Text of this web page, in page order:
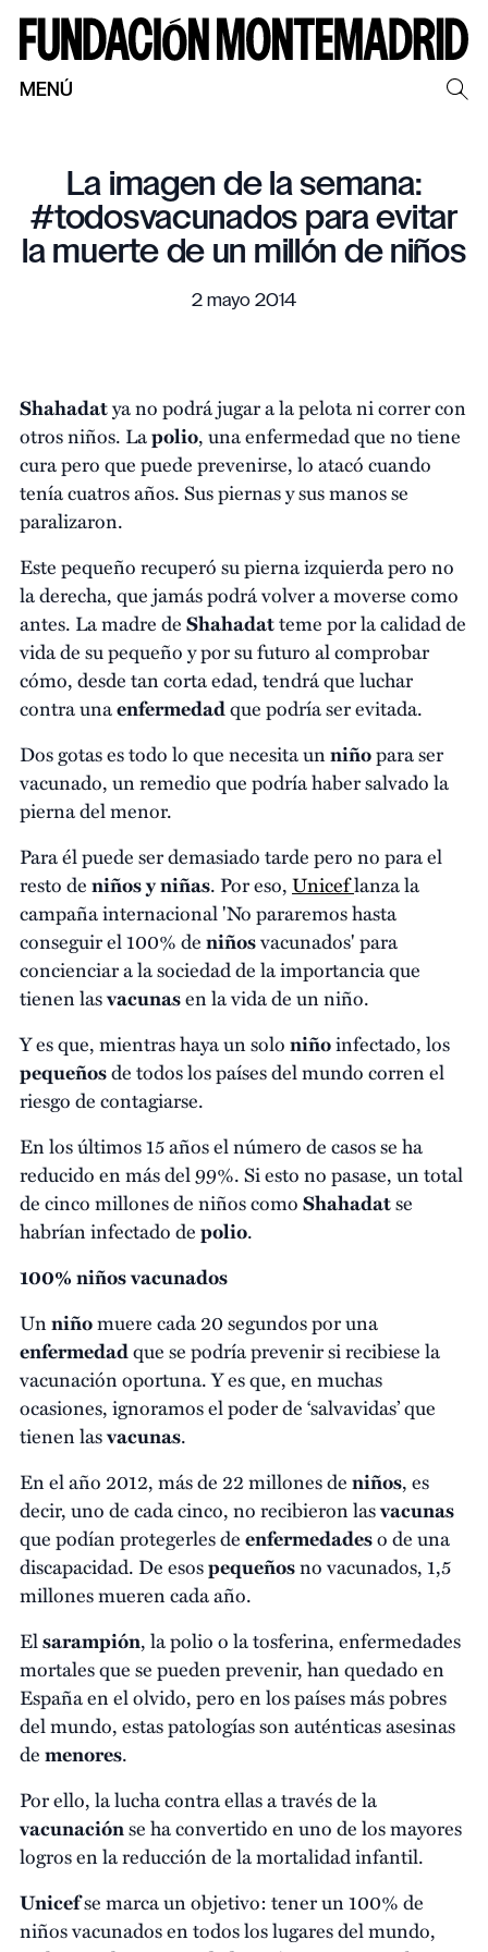
MENÚ
La imagen de la semana:
#todosvacunados para evitar
la muerte de un millón de niños
2 mayo 2014
Shahadatya no podrá jugar a la pelota ni correr con
otros niños. Lapolio, una enfermedad que no tiene
cura pero que puede prevenirse, lo atacó cuando
tenía cuatros años. Sus piernas y sus manos se
paralizaron.
Este pequeño recuperó su pierna izquierda pero no
la derecha, que jamás podrá volver a moverse como
antes. La madre deShahadatteme por la calidad de
vida de su pequeño y por su futuro al comprobar
cómo, desde tan corta edad, tendrá que luchar
contra unaenfermedadque podría ser evitada.
Dos gotas es todo lo que necesita unniñopara ser
vacunado, un remedio que podría haber salvado la
pierna del menor.
Para él puede ser demasiado tarde pero no para el
resto deniños y niñas. Por eso,Uniceflanza la
campaña internacional 'No pararemos hasta
conseguir el 100% deniñosvacunados' para
concienciar a la sociedad de la importancia que
tienen lasvacunasen la vida de un niño.
Y es que, mientras haya un soloniñoinfectado, los
pequeñosde todos los países del mundo corren el
riesgo de contagiarse.
En los últimos 15 años el número de casos se ha
reducido en más del 99%. Si esto no pasase, un total
de cinco millones de niños comoShahadatse
habrían infectado depolio.
100% niños vacunados
Unniñomuere cada 20 segundos por una
enfermedadque se podría prevenir si recibiese la
vacunación oportuna. Y es que, en muchas
ocasiones, ignoramos el poder de ‘salvavidas’ que
tienen lasvacunas.
En el año 2012, más de 22 millones deniños, es
decir, uno de cada cinco, no recibieron lasvacunas
que podían protegerles deenfermedadeso de una
discapacidad. De esospequeñosno vacunados, 1,5
millones mueren cada año.
Elsarampión, la polio o la tosferina, enfermedades
mortales que se pueden prevenir, han quedado en
España en el olvido, pero en los países más pobres
del mundo, estas patologías son auténticas asesinas
demenores.
Por ello, la lucha contra ellas a través de la
vacunaciónse ha convertido en uno de los mayores
logros en la reducción de la mortalidad infantil.
Unicefse marca un objetivo: tener un 100% de
niños vacunados en todos los lugares del mundo,